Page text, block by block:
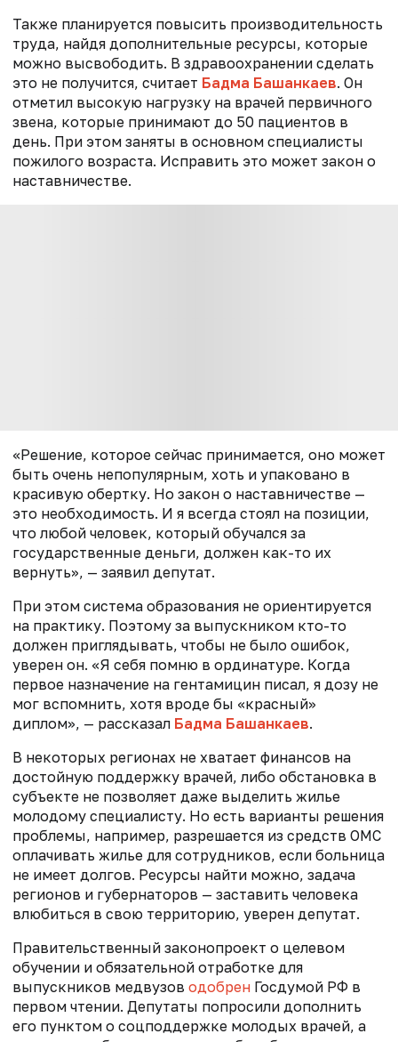
Также планируется повысить производительность
труда, найдя дополнительные ресурсы, которые
можно высвободить. В здравоохранении сделать
это не получится, считает Бадма Башанкаев. Он
отметил высокую нагрузку на врачей первичного
звена, которые принимают до 50 пациентов в
день. При этом заняты в основном специалисты
пожилого возраста. Исправить это может закон о
наставничестве.
«Решение, которое сейчас принимается, оно может
быть очень непопулярным, хоть и упаковано в
красивую обертку. Но закон о наставничестве —
это необходимость. И я всегда стоял на позиции,
что любой человек, который обучался за
государственные деньги, должен как-то их
вернуть», — заявил депутат.
При этом система образования не ориентируется
на практику. Поэтому за выпускником кто-то
должен приглядывать, чтобы не было ошибок,
уверен он. «Я себя помню в ординатуре. Когда
первое назначение на гентамицин писал, я дозу не
мог вспомнить, хотя вроде бы «красный»
диплом», — рассказал Бадма Башанкаев.
В некоторых регионах не хватает финансов на
достойную поддержку врачей, либо обстановка в
субъекте не позволяет даже выделить жилье
молодому специалисту. Но есть варианты решения
проблемы, например, разрешается из средств ОМС
оплачивать жилье для сотрудников, если больница
не имеет долгов. Ресурсы найти можно, задача
регионов и губернаторов — заставить человека
влюбиться в свою территорию, уверен депутат.
Правительственный законопроект о целевом
обучении и обязательной отработке для
выпускников медвузов одобрен Госдумой РФ в
первом чтении. Депутаты попросили дополнить
его пунктом о соцподдержке молодых врачей, а